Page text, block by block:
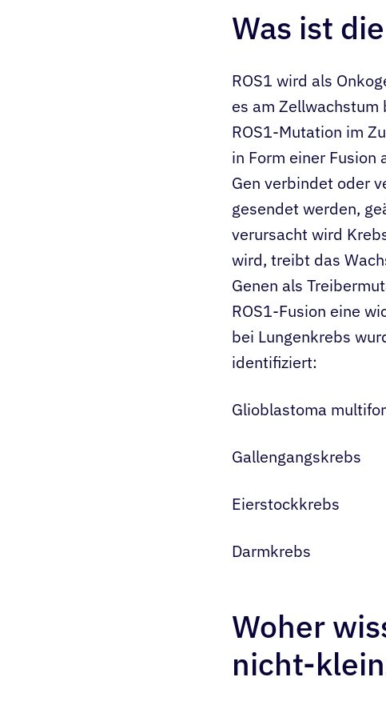
Was ist
ROS1 wird als
es am
ROS1-Mutation im
in Form einer Fusion
Gen verbindet oder
gesendet werden,
verursacht wird
wird, treibt das
Genen als
ROS1-Fusion eine
bei Lungenkrebs
identifiziert:
Glioblastoma
Gallengangskrebs
Eierstockkrebs
Darmkrebs
Woher
nicht-